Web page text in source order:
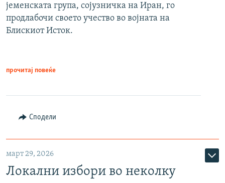
јеменската група, сојузничка на Иран, го
продлабочи своето учество во војната на
Блискиот Исток.
прочитај повеќе
Сподели
март 29, 2026
Локални избори во неколку